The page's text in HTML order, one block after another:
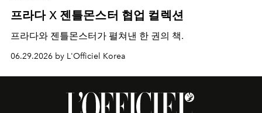
프라다 X 젠틀몬스터 협업 컬렉션
프라다와 젠틀몬스터가 펼쳐낸 한 권의 책.
06.29.2026 by L'Officiel Korea